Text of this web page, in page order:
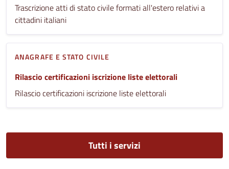
Trascrizione atti di stato civile formati all'estero relativi a
cittadini italiani
ANAGRAFE E STATO CIVILE
Rilascio certificazioni iscrizione liste elettorali
Rilascio certificazioni iscrizione liste elettorali
Tutti i servizi